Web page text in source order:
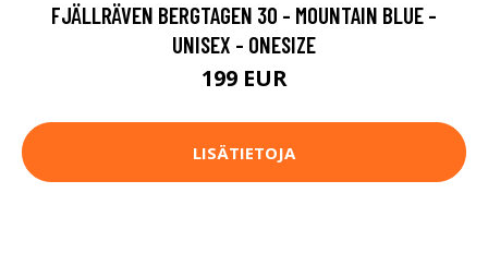
FJÄLLRÄVEN BERGTAGEN 30 - MOUNTAIN BLUE -
UNISEX - ONESIZE
199 EUR
LISÄTIETOJA